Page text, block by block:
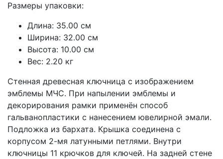
Размеры упаковки:
Длина: 35.00 см
Ширина: 32.00 см
Высота: 10.00 см
Вес: 2.20 кг
Стенная древесная ключница с изображением
эмблемы МЧС. При напылении эмблемы и
декорирования рамки применён способ
гальванопластики с нанесением ювелирной эмали.
Подложка из бархата. Крышка соединена с
корпусом 2-мя латунными петлями. Внутри
ключницы 11 крючков для ключей. На задней стене